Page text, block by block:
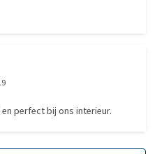
perfect bij ons interieur.